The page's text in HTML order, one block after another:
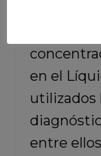
en el
utilizados
entre